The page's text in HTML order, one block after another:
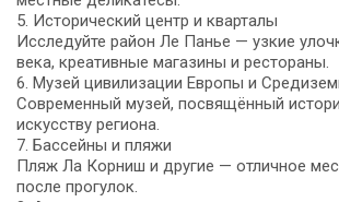
5. Исторический центр и кварталы
Исследуйте район Ле Панье — узкие
века, креативные магазины и рестораны.
6. Музей цивилизации Европы и
Современный музей, посвящённый
искусству региона.
7. Бассейны и пляжи
Пляж Ла Корниш и другие — отличное
после прогулок.